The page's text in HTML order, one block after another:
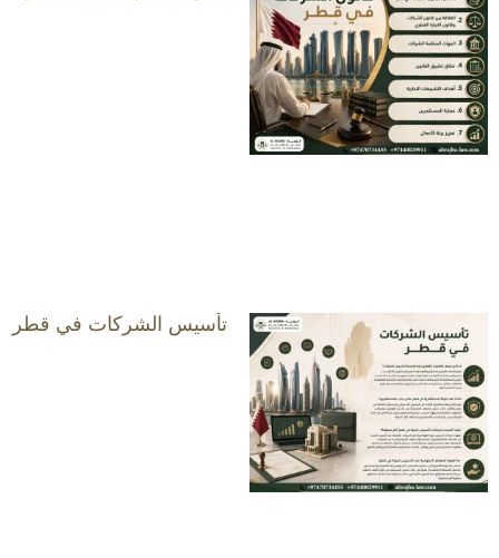
تأسيس الشركات في قطر